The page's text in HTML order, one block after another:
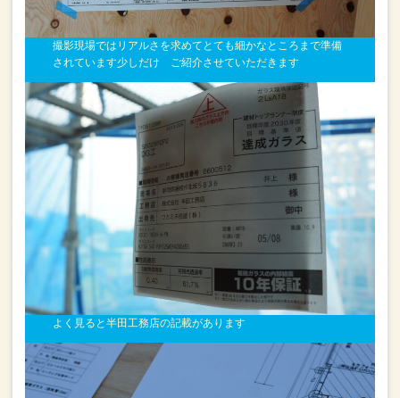
撮影現場ではリアルさを求めて とても細かなところまで準備
されています少しだけ ご紹介させていただきます
よく見ると半田工務店の記載があります